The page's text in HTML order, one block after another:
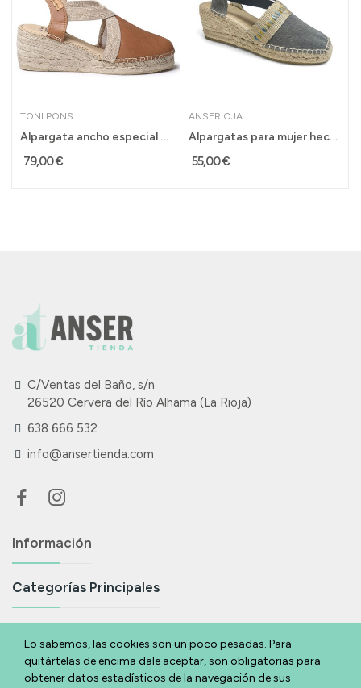
TONI PONS
Alpargata ancho especial Toni Pons Tundra en...
79,00 €
ANSERIOJA
Alpargatas para mujer hechas en España...
55,00 €
C/Ventas del Baño, s/n
26520 Cervera del Río Alhama (La Rioja)
638 666 532
info@ansertienda.com
Información
Categorías Principales
Suscríbete A Nuestra Newsletter
Si eres acabas de llegar y quieres estar al día de todas nuestras
Lo sabemos, las cookies son un poco pesadas. Para
quitártelas de encima dale aceptar, son obligatorias para
obtener datos estadísticos de la navegación de sus